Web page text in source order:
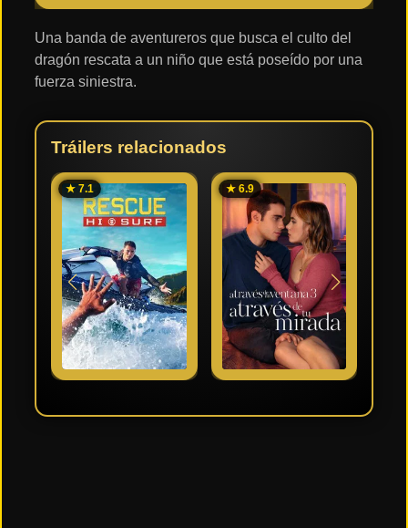
Una banda de aventureros que busca el culto del
dragón rescata a un niño que está poseído por una
fuerza siniestra.
Tráilers relacionados
★ 7.1 ★ 6.9